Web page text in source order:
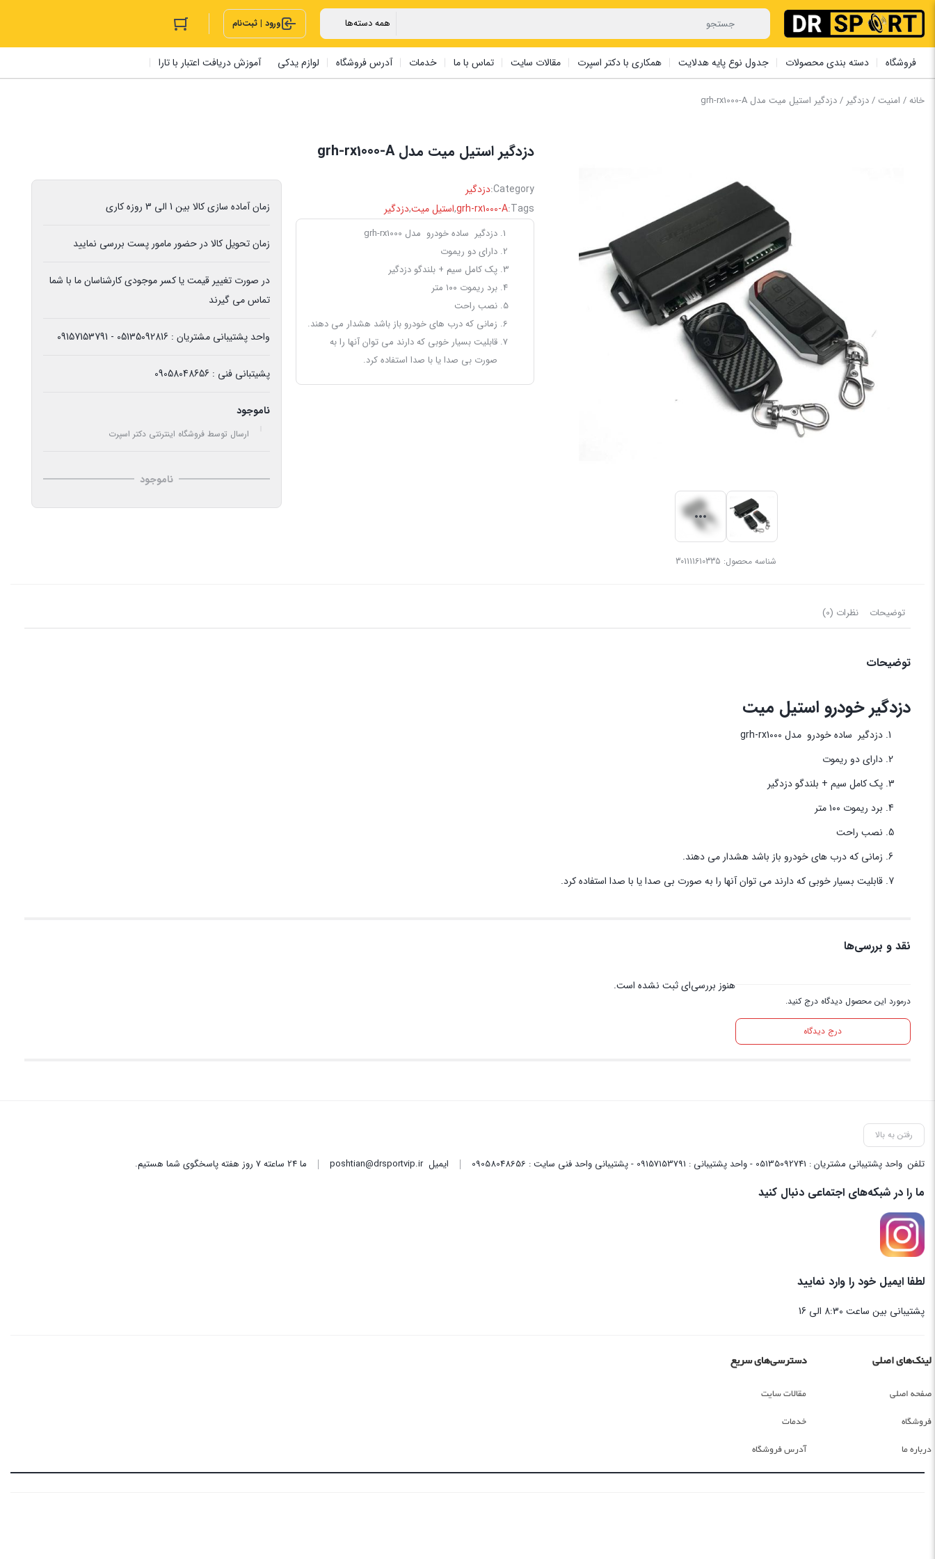
ورود | ثبت‌نام
فروشگاه دسته بندی محصولات جدول نوع پایه هدلایت همکاری با دکتر اسپرت مقالات سایت تماس با ما خدمات آدرس فروشگاه لوازم یدکی آموزش دریافت اعتبار با تارا
خانه/ امنیت /دزدگیر / دزدگیر استیل میت مدل grh-rx1000-A
شناسه محصول: 301111610335
دزدگیر استیل میت مدل grh-rx1000-A
Category:دزدگیر
Tags:
grh-rx1000-A
,استیل میت,دزدگیر
دزدگیر ساده خودرو مدل grh-rx1000
دارای دو ریموت
پک کامل سیم + بلندگو دزدگیر
برد ریموت ۱۰۰ متر
نصب راحت
زمانی که درب های خودرو باز باشد هشدار می دهند.
قابلیت بسیار خوبی که دارند می توان آنها را به
صورت بی صدا یا با صدا استفاده کرد.
زمان آماده سازی کالا بین 1 الی 3 روزه کاری
زمان تحویل کالا در حضور مامور پست بررسی نمایید
در صورت تغییر قیمت یا کسر موجودی کارشناسان ما با شما
تماس می گیرند
واحد پشتیبانی مشتریان : 05135092816 - 09157153791
پشیتبانی فنی : 09058048656
ناموجود
ارسال توسط فروشگاه اینترنتی دکتر اسپرت
ناموجود
توضیحات نظرات (0)
توضیحات
دزدگیر خودرو استیل میت
دزدگیر ساده خودرو مدل grh-rx1000
دارای دو ریموت
پک کامل سیم + بلندگو دزدگیر
برد ریموت ۱۰۰ متر
نصب راحت
زمانی که درب های خودرو باز باشد هشدار می دهند.
قابلیت بسیار خوبی که دارند می توان آنها را به صورت بی صدا یا با صدا استفاده کرد.
نقد و بررسی‌ها
درمورد این محصول دیدگاه درج کنید.
درج دیدگاه
هنوز بررسی‌ای ثبت نشده است.
رفتن به بالا
تلفن واحد پشتیبانی مشتریان : 05135092741 - واحد پشتیبانی : 09157153791 - پشتیبانی واحد فنی سایت : 09058048656 ایمیلposhtian@drsportvip.ir ما 24 ساعته 7 روز هفته پاسخگوی شما هستیم.
ما را در شبکه‌های اجتماعی دنبال کنید
لطفا ایمیل خود را وارد نمایید
پشتیبانی بین ساعت 8:30 الی 16
لینک‌های اصلی
صفحه اصلی
فروشگاه
درباره ما
دسترسی‌های سریع
مقالات سایت
خدمات
آدرس فروشگاه